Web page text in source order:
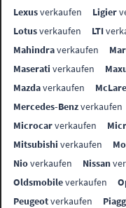
Lexusverkaufen Ligier
Lotusverkaufen LTI
Mahindraverkaufen
Maserati verkaufen
Mazdaverkaufen
Mercedes-Benzverkaufen
Microcarverkaufen
Mitsubishi verkaufen
Nioverkaufen Nissan
Oldsmobileverkaufen
Peugeotverkaufen